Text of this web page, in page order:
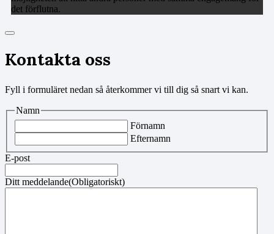
det förflutna.
Kontakta oss
Fyll i formuläret nedan så återkommer vi till dig så snart vi kan.
Namn
Förnamn
Efternamn
E-post
Ditt meddelande(Obligatoriskt)